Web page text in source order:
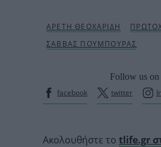
Follow us on
facebook
twitter
Ακολουθήστε το tlife.gr